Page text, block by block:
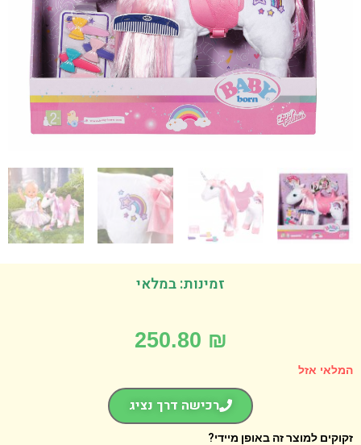
זמינות: במלאי
250.80
אזל
רכישה דרך נציג
למוצר זה באופן מיידי?